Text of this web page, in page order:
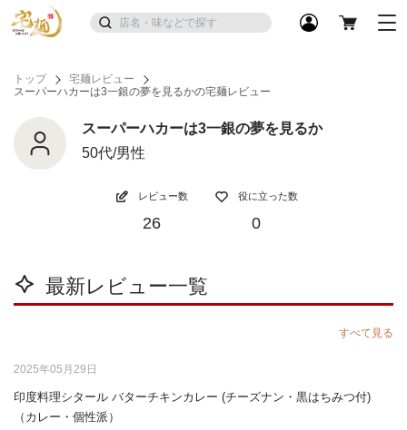
トップ
宅麺レビュー
スーパーハカーは3一銀の夢を見るかの宅麺レビュー
スーパーハカーは3一銀の夢を見るか
50代/男性
レビュー数
26
役に立った数
0
最新レビュー一覧
すべて見る
2025年05月29日
印度料理シタール バターチキンカレー (チーズナン・黒はちみつ付)
（カレー・個性派）